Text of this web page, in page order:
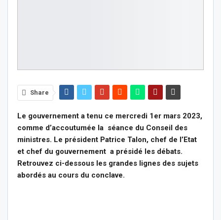
Share
Le gouvernement a tenu ce mercredi 1er mars 2023,
comme d’accoutumée la séance du Conseil des
ministres. Le président Patrice Talon, chef de l’Etat
et chef du gouvernement a présidé les débats.
Retrouvez ci-dessous les grandes lignes des sujets
abordés au cours du conclave.